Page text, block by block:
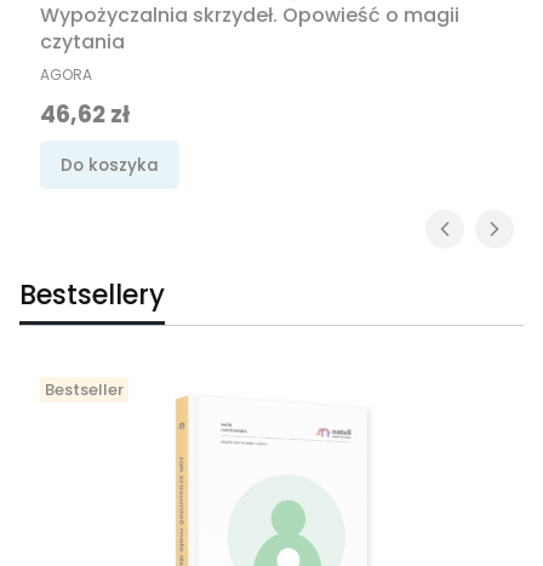
Wypożyczalnia skrzydeł. Opowieść o magii
czytania
PRODUCENT
AGORA
Cena promocyjna
46,62 zł
Do koszyka
Bestsellery
Bestseller